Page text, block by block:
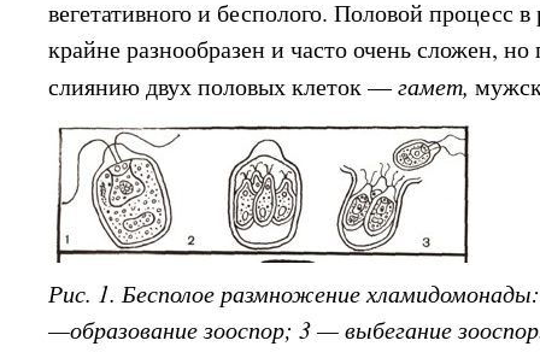
вегетативного и бесполого. Половой процесс
крайне разнообразен и часто очень сложен,
слиянию двух половых клеток —гамет,
Рис. 1. Бесполое размножение
—образование зооспор; 3 — выбегание